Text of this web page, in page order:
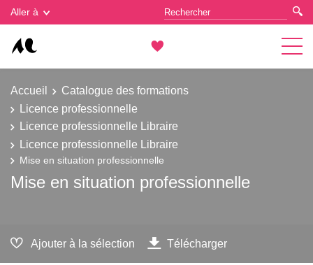
Aller à
Accueil
Catalogue des formations
Licence professionnelle
Licence professionnelle Libraire
Licence professionnelle Libraire
Mise en situation professionnelle
Mise en situation professionnelle
Ajouter à la sélection Télécharger
Gestion des cookies